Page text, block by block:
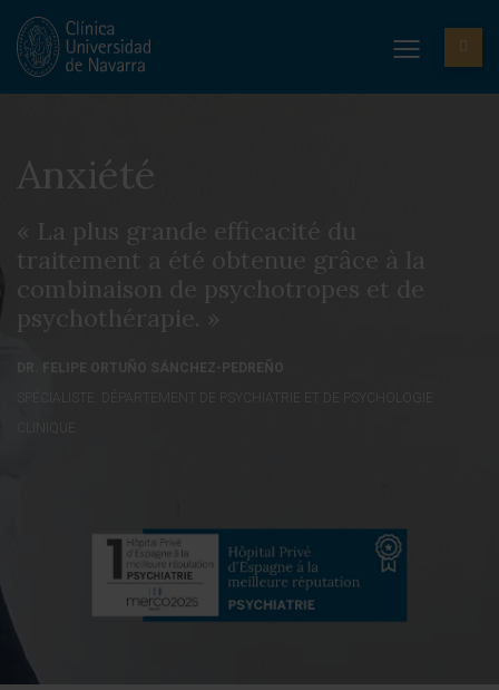
Anxiété
« La plus grande efficacité du
traitement a été obtenue grâce à la
combinaison de psychotropes et de
psychothérapie. »
DR. FELIPE ORTUÑO SÁNCHEZ-PEDREÑO
SPÉCIALISTE. DÉPARTEMENT DE PSYCHIATRIE ET DE PSYCHOLOGIE